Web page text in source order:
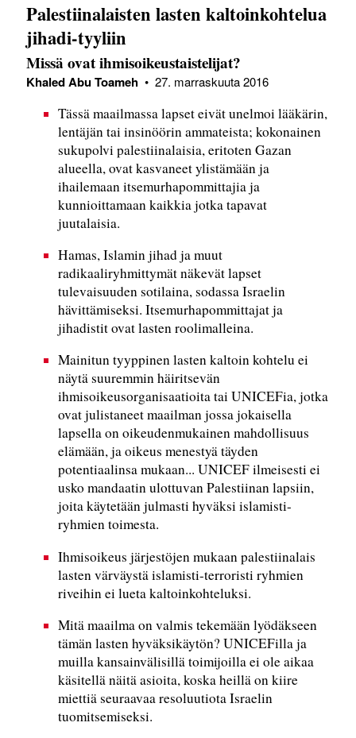
Palestiinalaisten lasten kaltoinkohtelua
jihadi-tyyliin
Missä ovat ihmisoikeustaistelijat?
Khaled Abu Toameh • 27. marraskuuta 2016
Tässä maailmassa lapset eivät unelmoi lääkärin,
lentäjän tai insinöörin ammateista; kokonainen
sukupolvi palestiinalaisia, eritoten Gazan
alueella, ovat kasvaneet ylistämään ja
ihailemaan itsemurhapommittajia ja
kunnioittamaan kaikkia jotka tapavat
juutalaisia.
Hamas, Islamin jihad ja muut
radikaaliryhmittymät näkevät lapset
tulevaisuuden sotilaina, sodassa Israelin
hävittämiseksi. Itsemurhapommittajat ja
jihadistit ovat lasten roolimalleina.
Mainitun tyyppinen lasten kaltoin kohtelu ei
näytä suuremmin häiritsevän
ihmisoikeusorganisaatioita tai UNICEFia, jotka
ovat julistaneet maailman jossa jokaisella
lapsella on oikeudenmukainen mahdollisuus
elämään, ja oikeus menestyä täyden
potentiaalinsa mukaan... UNICEF ilmeisesti ei
usko mandaatin ulottuvan Palestiinan lapsiin,
joita käytetään julmasti hyväksi islamisti-
ryhmien toimesta.
Ihmisoikeus järjestöjen mukaan palestiinalais
lasten värväystä islamisti-terroristi ryhmien
riveihin ei lueta kaltoinkohteluksi.
Mitä maailma on valmis tekemään lyödäkseen
tämän lasten hyväksikäytön? UNICEFilla ja
muilla kansainvälisillä toimijoilla ei ole aikaa
käsitellä näitä asioita, koska heillä on kiire
miettiä seuraavaa resoluutiota Israelin
tuomitsemiseksi.